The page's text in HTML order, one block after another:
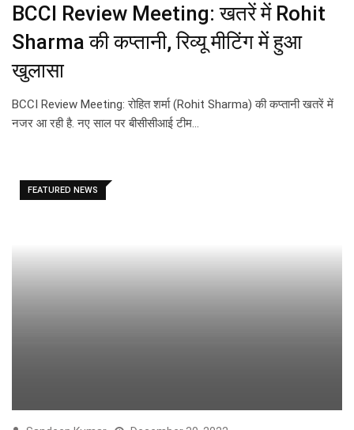
BCCI Review Meeting: खतरें में Rohit
Sharma की कप्तानी, रिव्यू मीटिंग में हुआ
खुलासा
BCCI Review Meeting: रोहित शर्मा (Rohit Sharma) की कप्तानी खतरें में
नजर आ रही है. नए साल पर बीसीसीआई टीम…
FEATURED NEWS